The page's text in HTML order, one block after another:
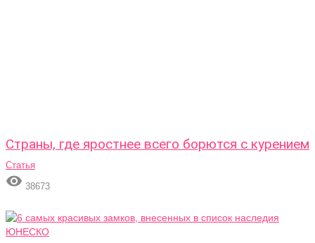
Страны, где яростнее всего борются с курением
Статья
 38673